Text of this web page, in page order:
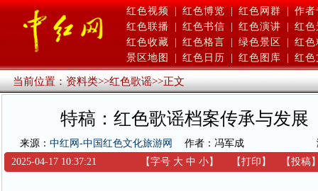
红色视频 | 红色博览 | 红色网群 | 作者
红色联播
红色书信 红色演讲
红色
红色收藏
红色格言 绿色景区
红色
景区地图
红色日历 红色图库 红色
当前位置：资料类>>红色歌谣>>正文
特稿：红色歌谣档案传承与发展
来源： 中红网-中国红色文化旅游网 作者：冯军成
2025-04-17 10:37:21
【字号 大 中 小】 【打印 】 【投稿